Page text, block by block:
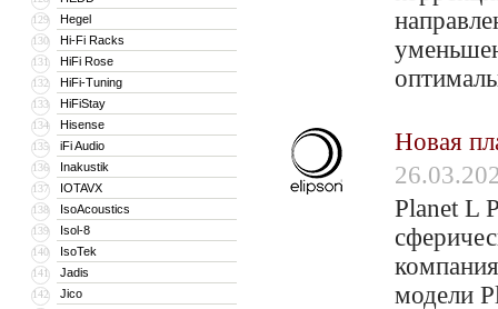
129 Hegel
130 Hi-Fi Racks
131 HiFi Rose
132 HiFi-Tuning
133 HiFiStay
134 Hisense
135 iFi Audio
136 Inakustik
137 IOTAVX
138 IsoAcoustics
139 Isol-8
140 IsoTek
141 Jadis
142 Jico
Новая
Planet L
модели